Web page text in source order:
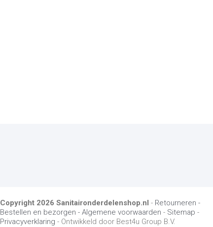
Copyright 2026 Sanitaironderdelenshop.nl - Retourneren -
Bestellen en bezorgen -Algemene voorwaarden - Sitemap -
Privacyverklaring - Ontwikkeld door Best4u Group B.V.